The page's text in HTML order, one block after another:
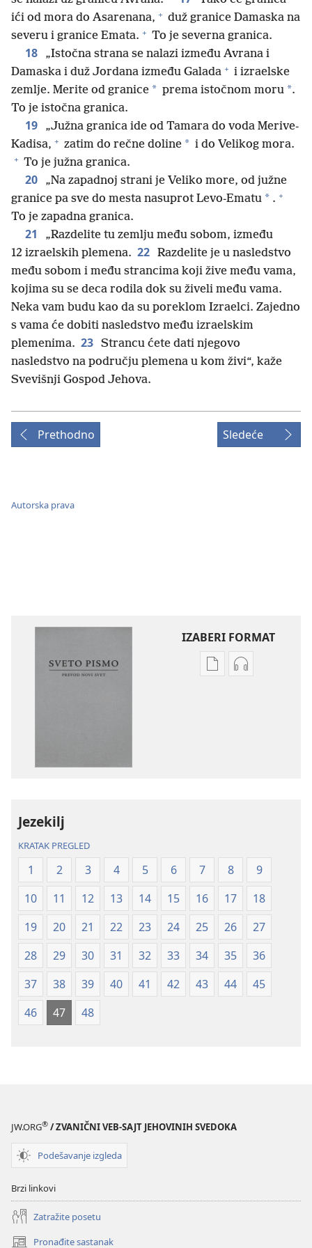
ići od mora do Asarenana, + duž granice Damaska na
severu i granice Emata. + To je severna granica.
18
„Istočna strana se nalazi između Avrana i
Damaska i duž Jordana između Galada + i izraelske
zemlje. Merite od granice * prema istočnom moru *.
To je istočna granica.
19
„Južna granica ide od Tamara do voda Merive-
Kadisa, + zatim do rečne doline * i do Velikog mora.
+ To je južna granica.
20
„Na zapadnoj strani je Veliko more, od južne
granice pa sve do mesta nasuprot Levo-Ematu * . +
To je zapadna granica.
21
„Razdelite tu zemlju među sobom, između
12 izraelskih plemena. 22 Razdelite je u nasledstvo
među sobom i među strancima koji žive među vama,
kojima su se deca rodila dok su živeli među vama.
Neka vam budu kao da su poreklom Izraelci. Zajedno
s vama će dobiti nasledstvo među izraelskim
plemenima. 23 Strancu ćete dati njegovo
nasledstvo na području plemena u kom živi“, kaže
Svevišnji Gospod Jehova.
Prethodno Sledeće
Autorska prava
IZABERI FORMAT
Formati
(revidirano
izdanje
iz
2019)
Formati
(revidirano
izdanje
iz
2019)
Jezekilj
KRATAK PREGLED
1 2 3 4 5 6 7 8
9
10
11 12 13 14 15 16 17
18
19
20 21 22 23 24 25 26
27
28
29 30 31 32 33 34 35
36
37
38 39 40 41 42 43 44
45
46
47 48
JW.ORG® / ZVANIČNI VEB-SAJT JEHOVINIH SVEDOKA
Podešavanje izgleda
Brzi linkovi
Zatražite posetu
Pronađite sastanak